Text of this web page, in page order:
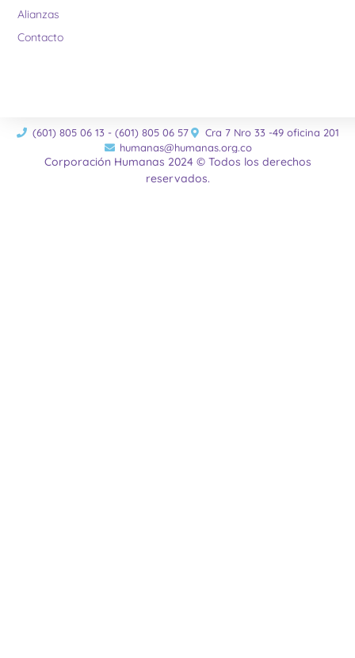
Alianzas
Contacto
(601) 805 06 13 - (601) 805 06 57
Cra 7 Nro 33 -49 oficina 201
humanas@humanas.org.co
Corporación Humanas 2024 © Todos los derechos
reservados.